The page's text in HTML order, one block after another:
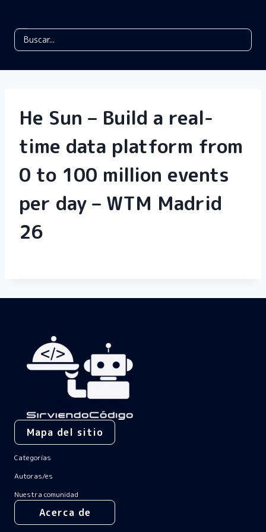
He Sun – Build a real-
time data platform from
0 to 100 million events
per day – WTM Madrid
26
Mapa del sitio
Categorías
Autoras/es
Nuestra comunidad
Acerca de